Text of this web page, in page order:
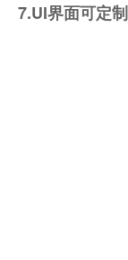
7.UI界面可定制